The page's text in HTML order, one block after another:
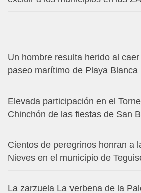
Un hombre resulta herido al
paseo marítimo de Playa Blanca
Elevada participación en el
Chinchón de las fiestas de San
Cientos de peregrinos honran a
Nieves en el municipio de
La zarzuela La verbena de la